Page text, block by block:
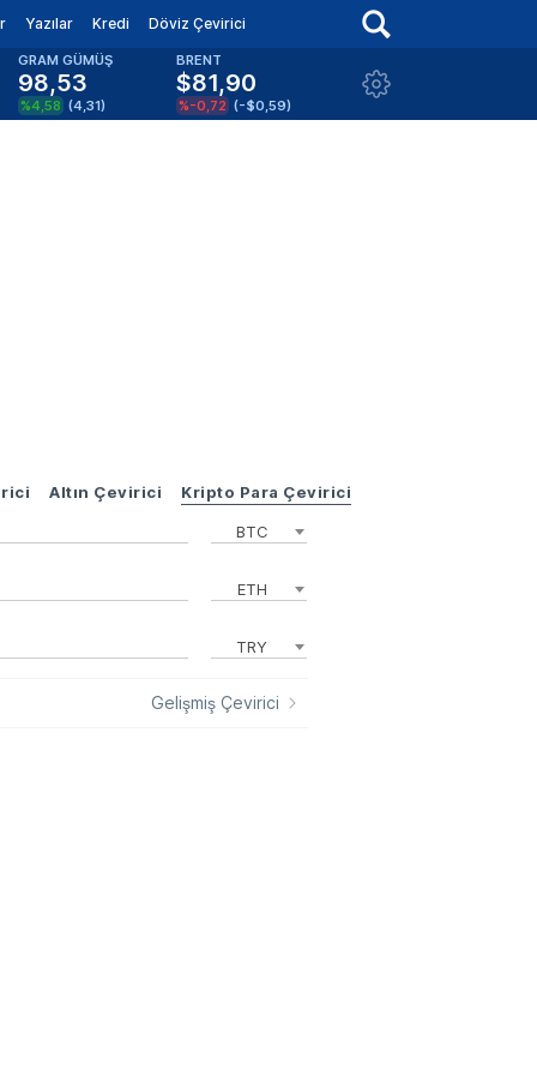
Yazılar Kredi Döviz Çevirici
GRAM GÜMÜŞ
98,53
%4,58 (4,31)
BRENT
$81,90
%-0,72 (-$0,59)
Altın Çevirici Kripto Para Çevirici
BTC
ETH
TRY
Gelişmiş Çevirici